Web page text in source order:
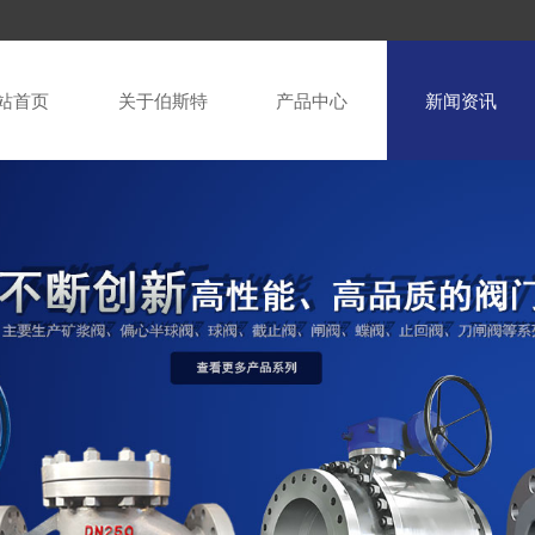
首页 关于伯斯特 产品中心 新闻资讯